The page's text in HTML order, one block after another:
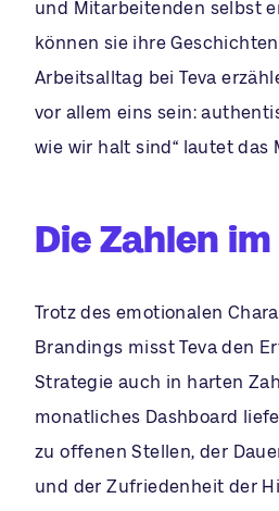
und Mitarbeitenden selbst
können sie ihre
Arbeitsalltag bei Teva
vor allem eins sein:
wie wir halt sind“ lautet das
Die Zahlen
Trotz des emotionalen
Brandings misst Teva den
Strategie auch in harten
monatliches Dashboard
zu offenen Stellen, der
und der Zufriedenheit der